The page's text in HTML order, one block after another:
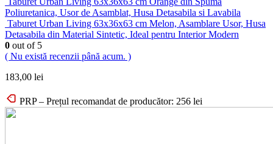
Poliuretanica, Usor de Asamblat, Husa Detasabila si Lavabila
Taburet Urban Living 63x36x63 cm Melon, Asamblare Usor, Husa
Detasabila din Material Sintetic, Ideal pentru Interior Modern
0 out of 5
( Nu există recenzii până acum. )
183,00 lei
PRP – Prețul recomandat de producător: 256 lei